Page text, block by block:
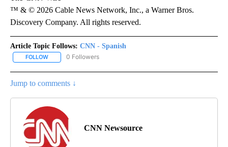
™ & © 2026 Cable News Network, Inc., a Warner Bros.
Discovery Company. All rights reserved.
Article Topic Follows: CNN - Spanish
FOLLOW FOLLOW "CNN - SPANISH" TO RECEIVE NOTIFICATIONS ABOUT
0 Followers
Jump to comments ↓
CNN Newsource